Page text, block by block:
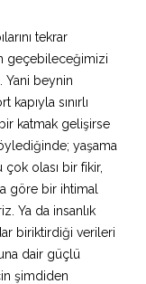
tekrar
geçebileceğimizi
Yani beynin
sınırlı
katmak gelişirse
yaşama
olası bir fikir,
göre bir ihtimal
Ya da insanlık
biriktirdiği verileri
dair güçlü
şimdiden